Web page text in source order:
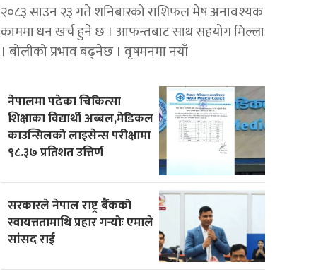
२०८३ साउन २३ गते शनिबारको राशिफल मेष अनावश्यक
काममा धन खर्च हुने छ । आफन्तबाट साथ सहयोग मिल्ला
। बोलीको प्रभाव बढ्नेछ । वृषमनमा नयाँ
नेपालमा पढेका चिकित्सा
शिक्षाका विद्यार्थी अब्बल,मेडिकल
काउन्सिलको लाइसेन्स परीक्षामा
९८.३७ प्रतिशत उत्तिर्ण
सरकारले नेपाल राष्ट्र बैंकको
स्वायत्ततामाथि प्रहार गर्‍योः एमाले
सांसद राई